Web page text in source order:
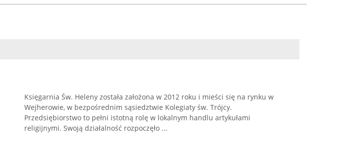
Księgarnia Św. Heleny została założona w 2012 roku i mieści się na rynku w
Wejherowie, w bezpośrednim sąsiedztwie Kolegiaty św. Trójcy.
Przedsiębiorstwo to pełni istotną rolę w lokalnym handlu artykułami
religijnymi. Swoją działalność rozpoczęło ...